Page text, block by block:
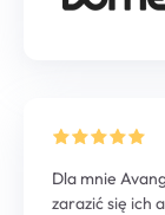
Dla mnie
zarazić się ich